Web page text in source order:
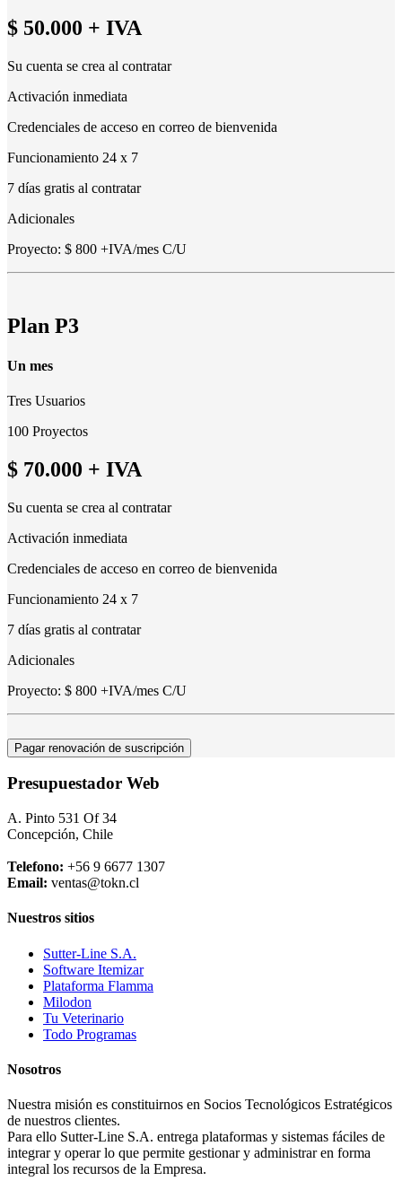
$ 50.000 + IVA
Su cuenta se crea al contratar
Activación inmediata
Credenciales de acceso en correo de bienvenida
Funcionamiento 24 x 7
7 días gratis al contratar
Adicionales
Proyecto: $ 800 +IVA/mes C/U
Plan P3
Un mes
Tres Usuarios
100 Proyectos
$ 70.000 + IVA
Su cuenta se crea al contratar
Activación inmediata
Credenciales de acceso en correo de bienvenida
Funcionamiento 24 x 7
7 días gratis al contratar
Adicionales
Proyecto: $ 800 +IVA/mes C/U
Pagar renovación de suscripción
Presupuestador Web
A. Pinto 531 Of 34
Concepción, Chile
Telefono: +56 9 6677 1307
Email: ventas@tokn.cl
Nuestros sitios
Sutter-Line S.A.
Software Itemizar
Plataforma Flamma
Milodon
Tu Veterinario
Todo Programas
Nosotros
Nuestra misión es constituirnos en Socios Tecnológicos Estratégicos
de nuestros clientes.
Para ello Sutter-Line S.A. entrega plataformas y sistemas fáciles de
integrar y operar lo que permite gestionar y administrar en forma
integral los recursos de la Empresa.